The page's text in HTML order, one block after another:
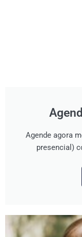
Agende agora
presencial)